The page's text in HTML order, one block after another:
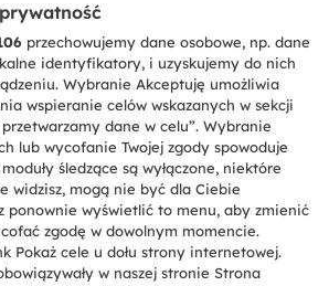
S.r.I. - jednoosobowa sp. z.o.o. - SIEDZIBA
57 - 20861 Brugherio (MB) - Włochy -
Via Privata Eden Fumagalli bez
Brugherio (MB) i Via Trento nr 20/A-22 - 20871
- Tel.: +39.039.2086.1 - Faks: +39.039.2086.237 -
€ wpłacony w całości - Kod identyfikacji
Rejestru przedsiębiorstw dla rejonu Mediolan-
- NIP 00786860965 - Numer wpisu do
- Administracyjnego REA: MB-1033934 -
- Spółka podlega zarządzaniu i koordynacji
przechowujemy dane osobowe, np. dane
identyfikatory, i uzyskujemy do nich
Wybranie Akceptuję umożliwia
wspieranie celów wskazanych w sekcji
dane w celu”. Wybranie
lub wycofanie Twojej zgody spowoduje
śledzące są wyłączone, niektóre
widzisz, mogą nie być dla Ciebie
ponownie wyświetlić to menu, aby zmienić
zgodę w dowolnym momencie.
Pokaż cele u dołu strony internetowej.
w naszej stronie Strona